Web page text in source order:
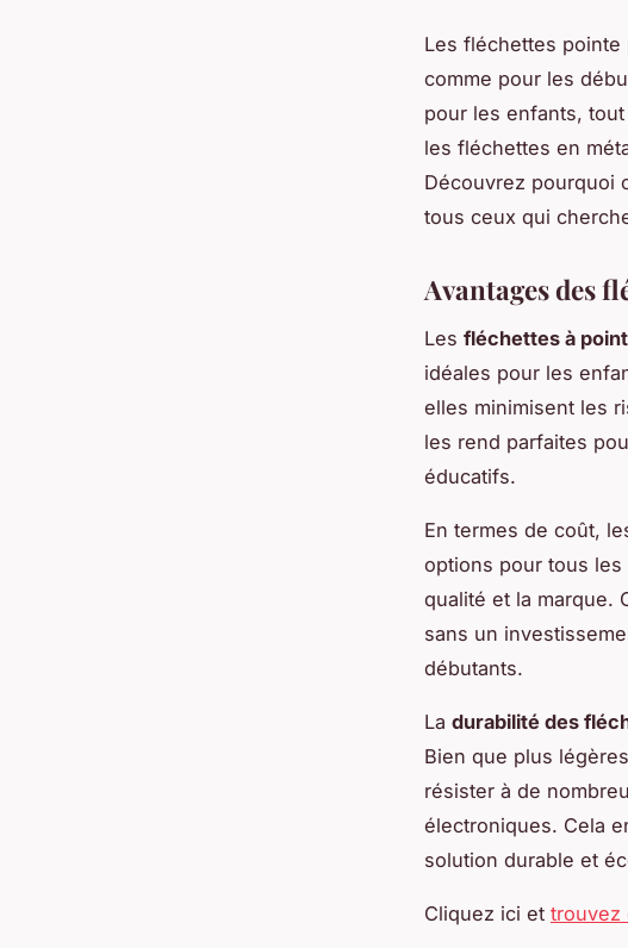
Les fléchettes
comme pour les
pour les enfants,
les fléchettes en
Découvrez pourquoi
tous ceux qui
Avantages des
Les fléchettes à
idéales pour les
elles minimisent les
les rend parfaites
éducatifs.
En termes de coût,
options pour tous
qualité et la marque.
sans un
débutants.
La durabilité des
Bien que plus
résister à de
électroniques. Cela
solution durable et
Cliquez ici et trouvez